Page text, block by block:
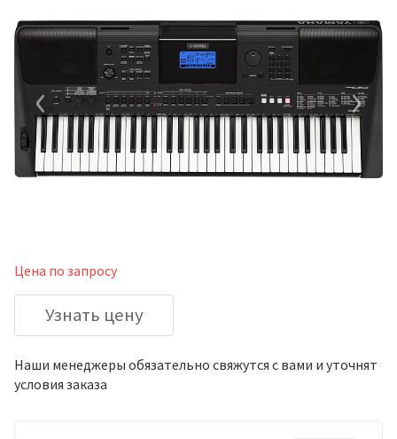
‹ ›
Цена по запросу
Узнать цену
Наши менеджеры обязательно свяжутся с вами и уточнят
условия заказа